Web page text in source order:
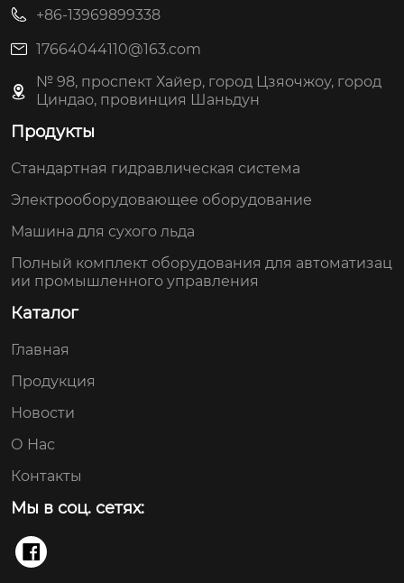
+86-13969899338
17664044110@163.com
№ 98, проспект Хайер, город Цзяочжоу, город
Циндао, провинция Шаньдун
Продукты
Стандартная гидравлическая система
Электрооборудовающее оборудование
Машина для сухого льда
Полный комплект оборудования для автоматизац
ии промышленного управления
Каталог
Главная
Продукция
Новости
О Нас
Контакты
Мы в соц. сетях:
